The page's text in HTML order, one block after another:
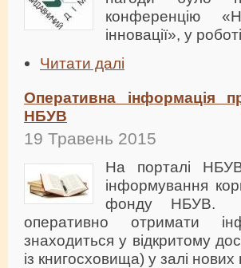
конференцію
інновації», у
Читати далі
Оперативна інформація
НБУВ
19 Травень 2015
На порталі
інформування
фонду НБУВ.
оперативно отримати
знаходиться у відкритому
із книгосховища) у залі